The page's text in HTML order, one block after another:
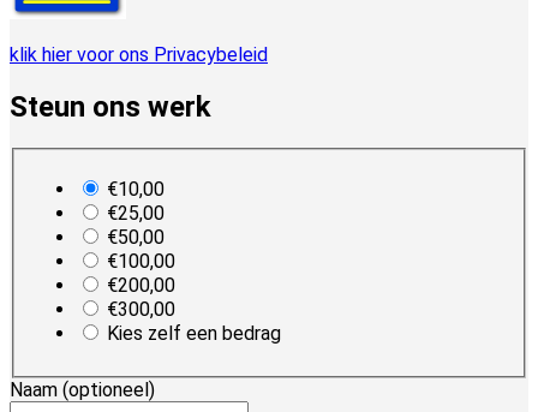
klik hier voor ons Privacybeleid
Steun ons werk
€10,00
€25,00
€50,00
€100,00
€200,00
€300,00
Kies zelf een bedrag
Naam (optioneel)